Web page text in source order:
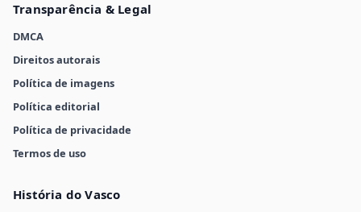
Transparência & Legal
DMCA
Direitos autorais
Política de imagens
Política editorial
Política de privacidade
Termos de uso
História do Vasco